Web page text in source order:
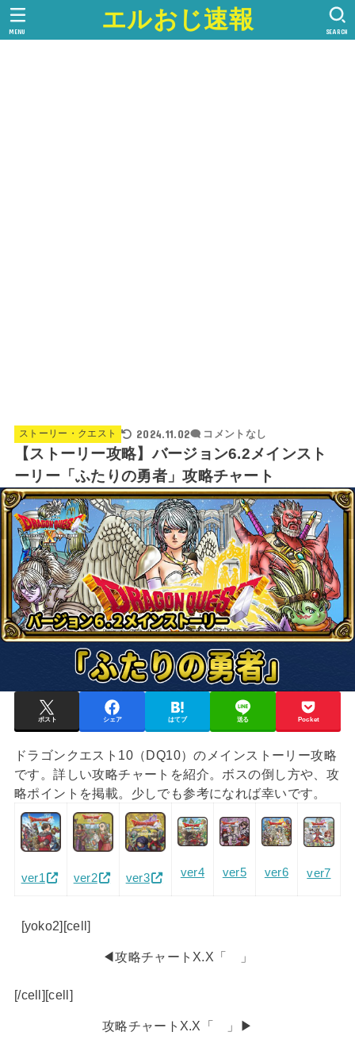
エルおじ速報 SEARCH
MENU
ストーリー・クエスト 2024.11.02 コメントなし
【ストーリー攻略】バージョン6.2メインスト
ーリー「ふたりの勇者」攻略チャート
ポスト シェア はてブ 送る Pocket
ドラゴンクエスト10（DQ10）のメインストーリー攻略
です。詳しい攻略チャートを紹介。ボスの倒し方や、攻
略ポイントを掲載。少しでも参考になれば幸いです。
ver1 ver2 ver3 ver4 ver5 ver6 ver7
[yoko2][cell]
◀攻略チャートX.X「 」
[/cell][cell]
攻略チャートX.X「 」▶